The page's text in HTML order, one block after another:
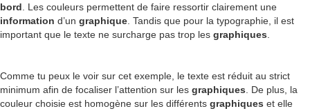
bord . Les couleurs permettent de faire ressortir clairement une
information d’un graphique . Tandis que pour la typographie, il est
important que le texte ne surcharge pas trop les graphiques
Comme tu peux le voir sur cet exemple, le texte est réduit au strict
minimum afin de focaliser l’attention sur les graphiques . De plus, la
couleur choisie est homogène sur les différents graphiques et elle